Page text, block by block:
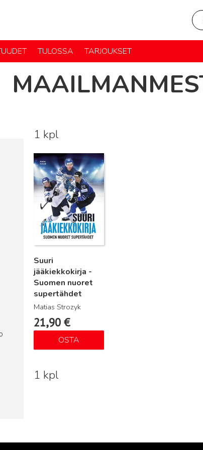
TULOSSA TARJOUKSET
1 kpl
Suuri
jääkiekkokirja -
Suomen nuoret
supertähdet
Matias Strozyk
21,90 €
OSTA
Lue lisää
1 kpl